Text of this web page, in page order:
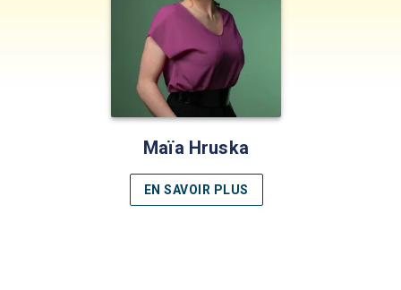
Maïa Hruska
EN SAVOIR PLUS